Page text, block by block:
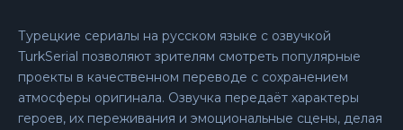
Турецкие сериалы на русском языке с озвучкой
TurkSerial позволяют зрителям смотреть популярные
проекты в качественном переводе с сохранением
атмосферы оригинала. Озвучка передаёт характеры
героев, их переживания и эмоциональные сцены, делая